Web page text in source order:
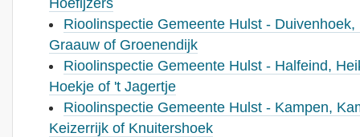
Hoefijzers
Rioolinspectie Gemeente Hulst -
Graauw of Groenendijk
Rioolinspectie Gemeente Hulst - Halfeind,
Hoekje of 't Jagertje
Rioolinspectie Gemeente Hulst - Kampen,
Keizerrijk of Knuitershoek